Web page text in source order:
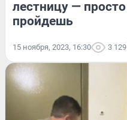
лестницу —
пройдешь
15 ноября, 2023, 16:30 3 129